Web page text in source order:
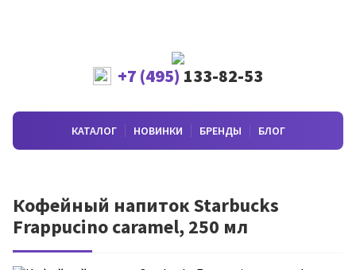
+7 (495) 133-82-53
КАТАЛОГ НОВИНКИ БРЕНДЫ БЛОГ
Кофейный напиток Starbucks
Frappucino caramel, 250 мл